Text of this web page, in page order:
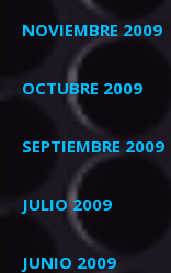
NOVIEMBRE 2009
OCTUBRE 2009
SEPTIEMBRE 2009
JULIO 2009
JUNIO 2009